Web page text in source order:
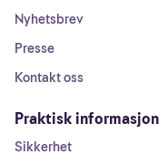
Nyhetsbrev
Presse
Kontakt oss
Praktisk informasjon
Sikkerhet